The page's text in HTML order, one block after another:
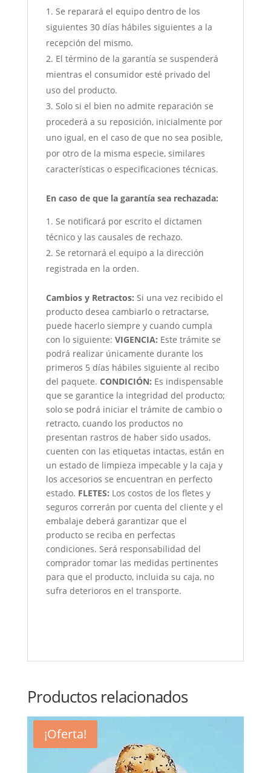
Se reparará el equipo dentro de los
siguientes 30 días hábiles siguientes a la
recepción del mismo.
El término de la garantía se suspenderá
mientras el consumidor esté privado del
uso del producto.
Solo si el bien no admite reparación se
procederá a su reposición, inicialmente por
uno igual, en el caso de que no sea posible,
por otro de la misma especie, similares
características o especificaciones técnicas.
En caso de que la garantía sea rechazada:
Se notificará por escrito el dictamen
técnico y las causales de rechazo.
Se retornará el equipo a la dirección
registrada en la orden.
Cambios y Retractos: Si una vez recibido el
producto desea cambiarlo o retractarse,
puede hacerlo siempre y cuando cumpla
con lo siguiente: VIGENCIA: Este trámite se
podrá realizar únicamente durante los
primeros 5 días hábiles siguiente al recibo
del paquete. CONDICIÓN: Es indispensable
que se garantice la integridad del producto;
solo se podrá iniciar el trámite de cambio o
retracto, cuando los productos no
presentan rastros de haber sido usados,
cuenten con las etiquetas intactas, están en
un estado de limpieza impecable y la caja y
los accesorios se encuentran en perfecto
estado. FLETES: Los costos de los fletes y
seguros correrán por cuenta del cliente y el
embalaje deberá garantizar que el
producto se reciba en perfectas
condiciones. Será responsabilidad del
comprador tomar las medidas pertinentes
para que el producto, incluida su caja, no
sufra deterioros en el transporte.
Productos relacionados
¡Oferta!